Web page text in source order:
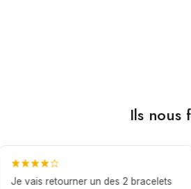
Ils nous
Je vais retourner un des 2 bracelets